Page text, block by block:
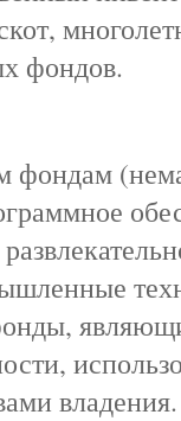
фондов.
владения.